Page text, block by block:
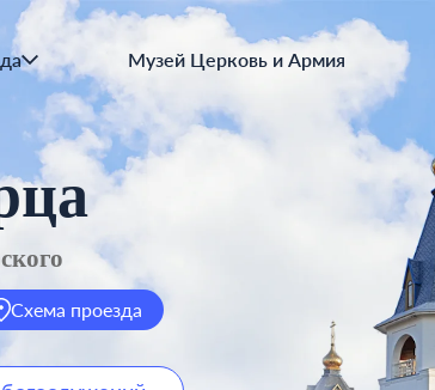
Музей Церковь и Армия
Схема проезда